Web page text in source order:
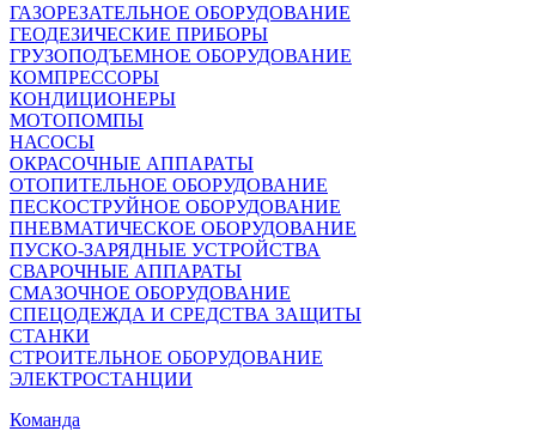
ГАЗОРЕЗАТЕЛЬНОЕ ОБОРУДОВАНИЕ
ГЕОДЕЗИЧЕСКИЕ ПРИБОРЫ
ГРУЗОПОДЪЕМНОЕ ОБОРУДОВАНИЕ
КОМПРЕССОРЫ
КОНДИЦИОНЕРЫ
МОТОПОМПЫ
НАСОСЫ
ОКРАСОЧНЫЕ АППАРАТЫ
ОТОПИТЕЛЬНОЕ ОБОРУДОВАНИЕ
ПЕСКОСТРУЙНОЕ ОБОРУДОВАНИЕ
ПНЕВМАТИЧЕСКОЕ ОБОРУДОВАНИЕ
ПУСКО-ЗАРЯДНЫЕ УСТРОЙСТВА
СВАРОЧНЫЕ АППАРАТЫ
СМАЗОЧНОЕ ОБОРУДОВАНИЕ
СПЕЦОДЕЖДА И СРЕДСТВА ЗАЩИТЫ
СТАНКИ
СТРОИТЕЛЬНОЕ ОБОРУДОВАНИЕ
ЭЛЕКТРОСТАНЦИИ
Команда